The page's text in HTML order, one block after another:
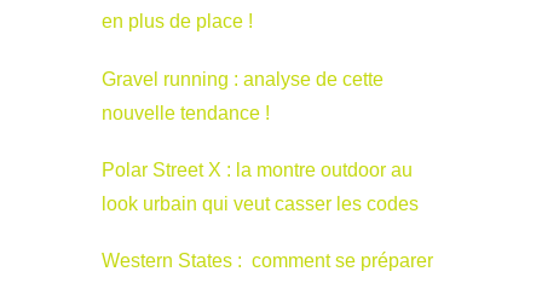
en plus de place !
Gravel running : analyse de cette
nouvelle tendance !
Polar Street X : la montre outdoor au
look urbain qui veut casser les codes
Western States : comment se préparer